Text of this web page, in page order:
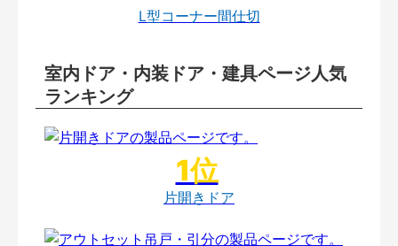
L型コーナー間仕切
室内ドア・内装ドア・建具ページ人気
ランキング
片開きドア